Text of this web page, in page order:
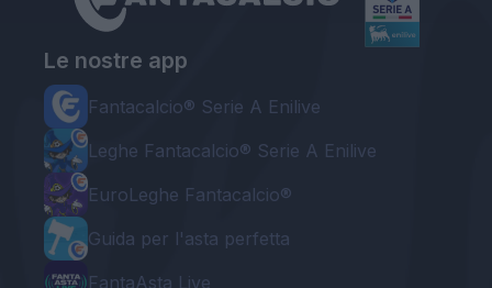
Le nostre app
Fantacalcio® Serie A Enilive
Leghe Fantacalcio® Serie A Enilive
EuroLeghe Fantacalcio®
Guida per l'asta perfetta
FantaAsta Live